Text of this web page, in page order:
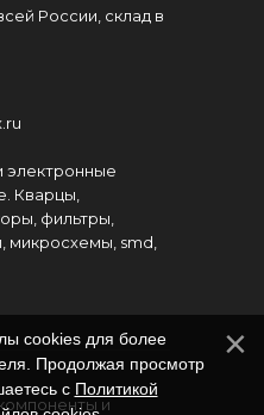
России, склад в
электронные
Кварцы,
фильтры,
smd,
и
cookies для более
Продолжая просмотр
с Политикой